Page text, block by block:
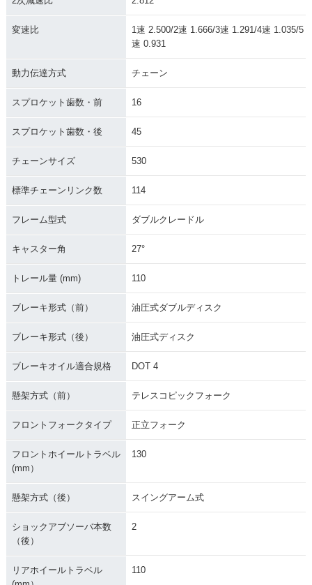
変速比
1速 2.500/2速 1.666/3速 1.291/4速 1.035/5
速 0.931
動力伝達方式 チェーン
スプロケット歯数・前 16
スプロケット歯数・後 45
チェーンサイズ 530
標準チェーンリンク数 114
フレーム型式 ダブルクレードル
キャスター角 27°
トレール量 (mm) 110
ブレーキ形式（前） 油圧式ダブルディスク
ブレーキ形式（後） 油圧式ディスク
ブレーキオイル適合規格 DOT 4
懸架方式（前） テレスコピックフォーク
フロントフォークタイプ 正立フォーク
フロントホイールトラベル
(mm）
130
懸架方式（後） スイングアーム式
ショックアブソーバ本数
（後）
2
リアホイールトラベル
110